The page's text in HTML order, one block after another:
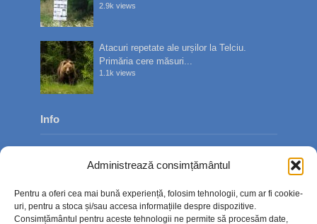
Administrează consimțământul
Pentru a oferi cea mai bună experiență, folosim tehnologii, cum ar fi cookie-
uri, pentru a stoca și/sau accesa informațiile despre dispozitive.
Consimțământul pentru aceste tehnologii ne permite să procesăm date,
2.9k views
Atacuri repetate ale urșilor la Telciu.
Primăria cere măsuri...
1.1k views
Info
Contact